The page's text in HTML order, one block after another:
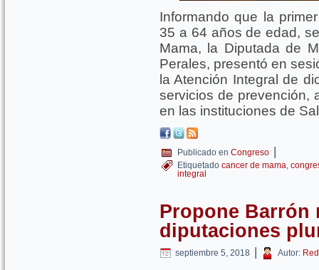
Informando que la
35 a 64 años de edad,
Mama, la Diputada de
Perales, presentó en
la Atención Integral de
servicios de prevención,
en las instituciones de
Publicado en Congreso |
Etiquetado cancer de mama,
integral
Propone
diputaciones
septiembre 5, 2018 | Autor: